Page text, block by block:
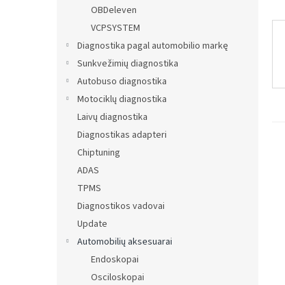
OBDeleven
VCPSYSTEM
Diagnostika pagal automobilio markę
Sunkvežimių diagnostika
Autobuso diagnostika
Motociklų diagnostika
Laivų diagnostika
Diagnostikas adapteri
Chiptuning
ADAS
TPMS
Diagnostikos vadovai
Update
Automobilių aksesuarai
Endoskopai
Osciloskopai